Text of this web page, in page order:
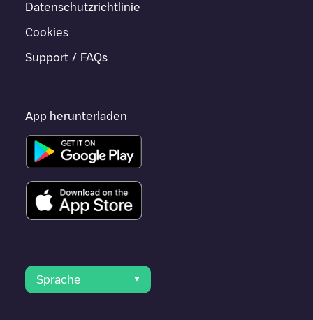
Datenschutzrichtlinie
Cookies
Support / FAQs
App herunterladen
Sprache